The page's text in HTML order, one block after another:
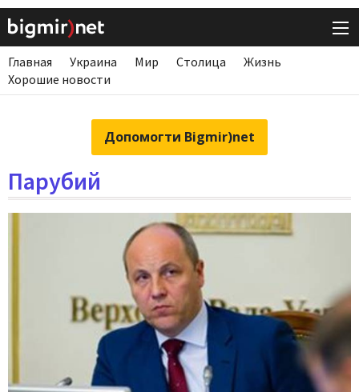
Главная Украина Мир Столица
Жизнь
Хорошие новости
Допомогти Bigmir)net
Парубий